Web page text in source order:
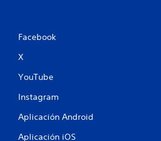
Facebook
X
YouTube
Instagram
Aplicación Android
Aplicación iOS